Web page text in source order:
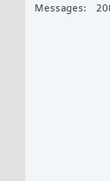
Messages